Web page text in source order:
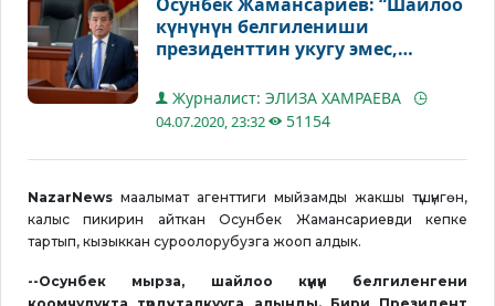
күнүнүн белгилениши
президенттин укугу эмес,
Журналист: ЭЛИЗА ХАМРАЕВА
04.07.2020, 23:32 51154
NazarNews маалымат агенттиги мыйзамды жакшы түшүнгөн,
калыс пикирин айткан Осунбек Жамансариевди кепке
тартып, кызыккан суроолорубузга жооп алдык.
--Осунбек мырза, шайлоо күнүн белгиленгени